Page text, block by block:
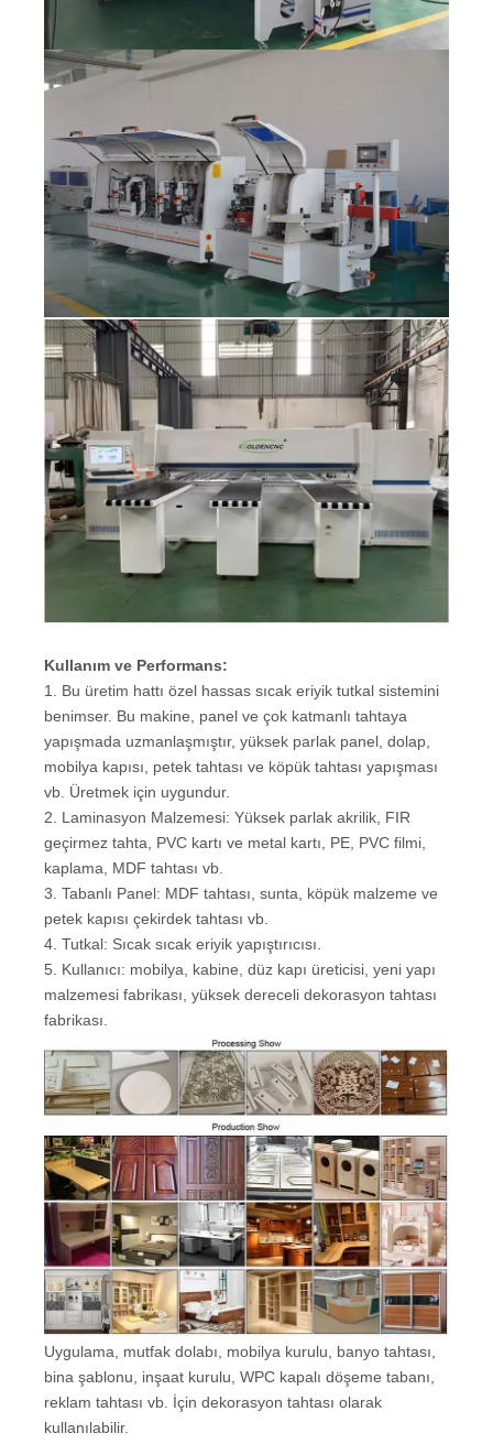
Mobilya üretim hattı işlemi için ATC CNC
Yönlendirici
1. Mobilya siparişi aldığınızda CNC üreten barkod
tasarlayın ve yapın
2. ATC CNC Yönlendirici Makinesi'ni yuva ile Otomatik
Düzen
3. Otomatik kenar bantlama makinesi ile tahta
kesilmesinden sonra kenar bantlama yapın
4. PTP CNC İşleme Merkezi tarafından barkod tarama ve
dikey yan delik işlemeyi otomatik olarak yapın
5. Tüm kabine yapımını bitirmek için kabine tahtalarını tek
tek monte edin